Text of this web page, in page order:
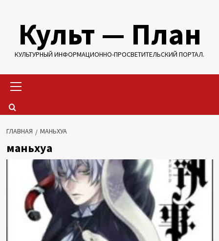
содержимому
Культ — План
КУЛЬТУРНЫЙ ИНФОРМАЦИОННО-ПРОСВЕТИТЕЛЬСКИЙ ПОРТАЛ.
меню
ГЛАВНАЯ МАНЬХУА
маньхуа